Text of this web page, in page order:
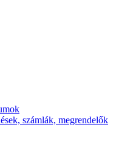
számlák, megrendelők